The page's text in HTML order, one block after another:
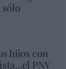
hijos con
PNV